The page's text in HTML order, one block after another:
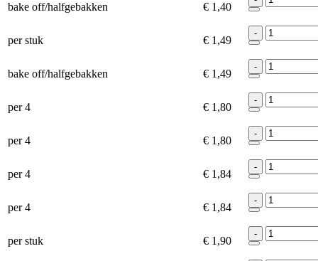
bake off/halfgebakken € 1,40
per stuk € 1,49
-
bake off/halfgebakken € 1,49
-
per 4 € 1,80
-
per 4 € 1,80
-
per 4 € 1,84
-
per 4 € 1,84
-
per stuk € 1,90
-